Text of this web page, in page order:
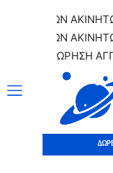
ΑΚΙΝΗΤΩΝ
ΑΚΙΝΗΤΩΝ
ΚΑΤΑΧΩΡΗΣΗ